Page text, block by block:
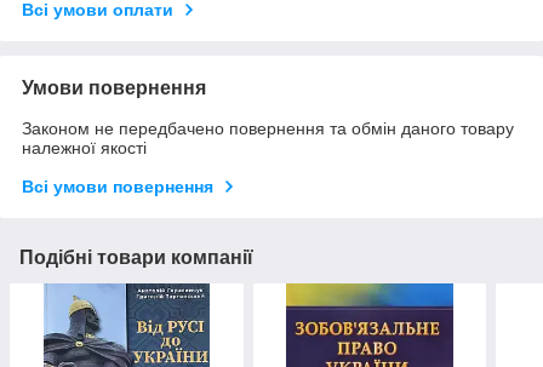
Всі умови оплати
Умови повернення
Законом не передбачено повернення та обмін даного товару
належної якості
Всі умови повернення
Подібні товари компанії